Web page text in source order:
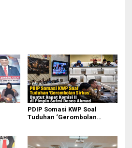
PDIP Somasi KWP Soal
Tuduhan ‘Gerombolan